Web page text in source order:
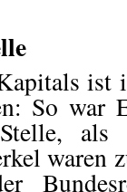
ist
So war
waren